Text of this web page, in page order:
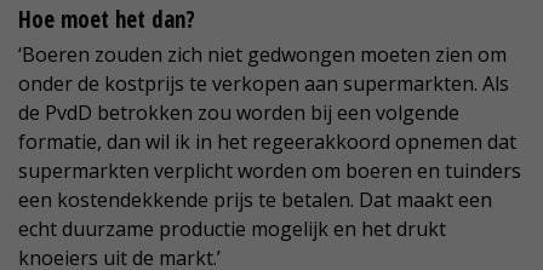
Hoe moet het dan?
‘Boeren zouden zich niet gedwongen moeten zien om
onder de kostprijs te verkopen aan supermarkten. Als
de PvdD betrokken zou worden bij een volgende
formatie, dan wil ik in het regeerakkoord opnemen dat
supermarkten verplicht worden om boeren en tuinders
een kostendekkende prijs te betalen. Dat maakt een
echt duurzame productie mogelijk en het drukt
knoeiers uit de markt.’